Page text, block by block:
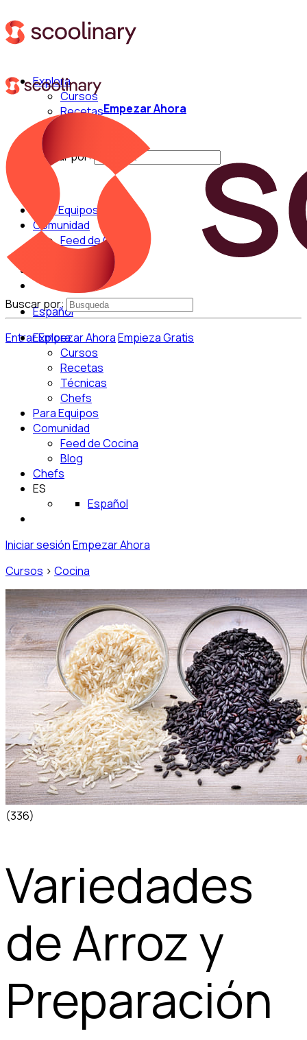
Explora
Cursos
Recetas
Buscar por:
Para Equipos
Comunidad
Feed de Cocina
Español
EntrarEmpezar AhoraEmpieza Gratis
Empezar Ahora
Buscar por:
Explora
Cursos
Recetas
Técnicas
Chefs
Para Equipos
Comunidad
Feed de Cocina
Blog
Chefs
ES
Español
Iniciar sesiónEmpezar Ahora
Cursos > Cocina
(336)
Variedades
de Arroz y
Preparación